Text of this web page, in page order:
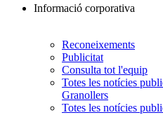
Informació corporativa
Reconeixements
Publicitat
Consulta tot l'equip
Totes les notícies
Granollers
Totes les notícies